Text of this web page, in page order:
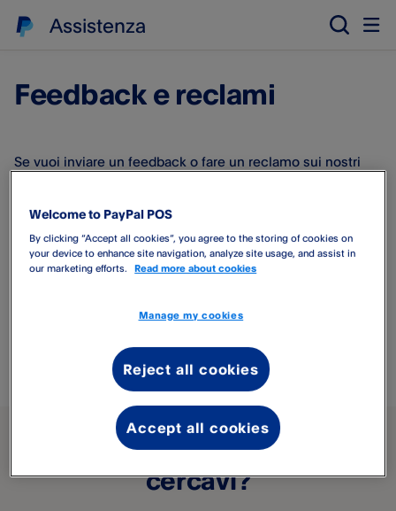
Assistenza
Feedback e reclami
Se vuoi inviare un feedback o fare un reclamo sui nostri
attraverso ilmodulo contattaci
È possibilepresentare un reclamose ritieni che non
Non hai trovato ciò che
cercavi?
Welcome to PayPal POS
By clicking “Accept all cookies”, you agree to the storing of cookies on
your device to enhance site navigation, analyze site usage, and assist in
our marketing efforts.
Read more about cookies
Manage my cookies
Reject all cookies
Accept all cookies